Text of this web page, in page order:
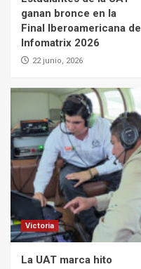
ganan bronce en la
Final Iberoamericana de
Infomatrix 2026
22 junio, 2026
Victoria
La UAT marca hito